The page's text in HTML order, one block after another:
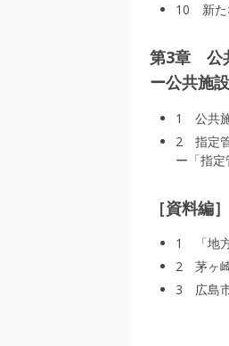
10 新た
第3章 公
ー公共施
1 公共
2 指定
ー「指
［資料編］
1 「地
2 茅ヶ
3 広島